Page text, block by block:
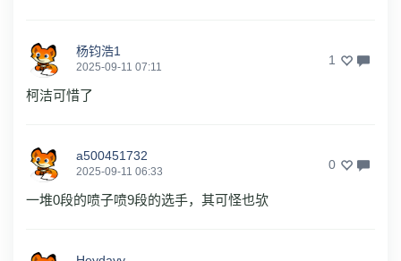
杨钧浩1
2025-09-11 07:11 1
柯洁可惜了
a500451732
2025-09-11 06:33 0
一堆0段的喷子喷9段的选手，其可怪也欤